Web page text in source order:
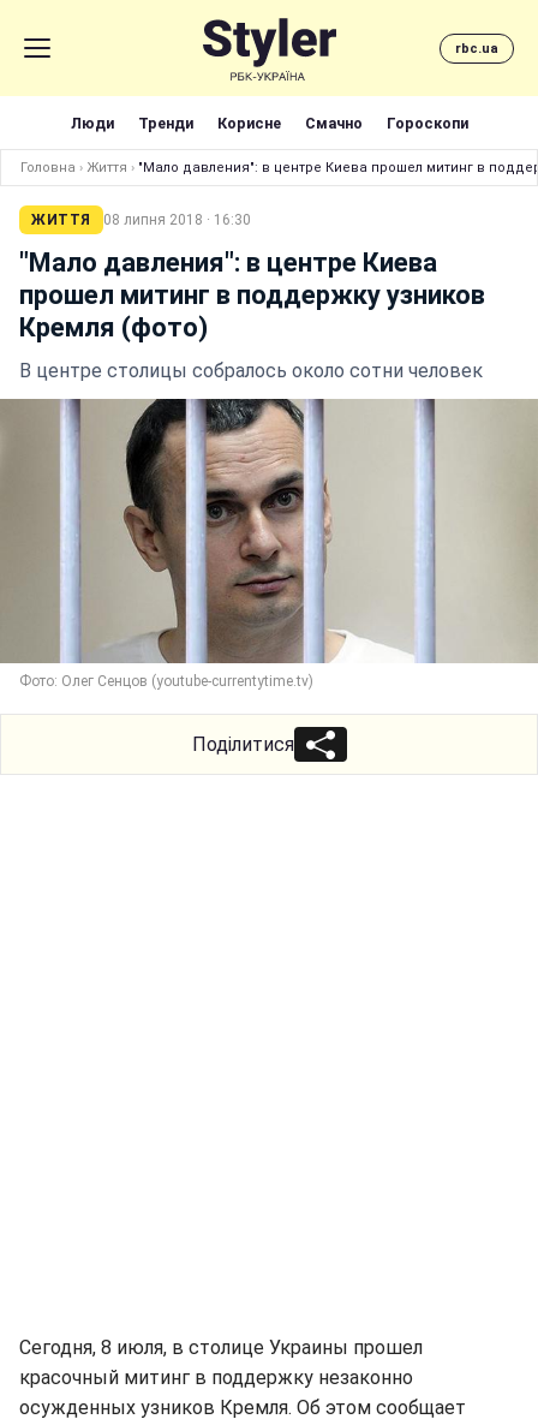
rbc.ua
Люди Тренди Корисне Смачно Гороскопи
Головна › Життя › "Мало давления": в центре Киева прошел митинг в
ЖИТТЯ 08 липня 2018 · 16:30
"Мало давления": в центре Киева
прошел митинг в поддержку узников
Кремля (фото)
В центре столицы собралось около сотни человек
Фото: Олег Сенцов (youtube-currentytime.tv)
Поділитися
Сегодня, 8 июля, в столице Украины прошел
красочный митинг в поддержку незаконно
осужденных узников Кремля. Об этом сообщает